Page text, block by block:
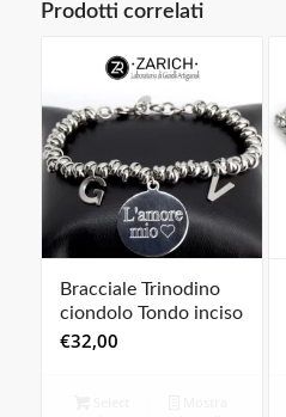
Prodotti correlati
Bracciale Trinodino
ciondolo Tondo inciso
€32,00